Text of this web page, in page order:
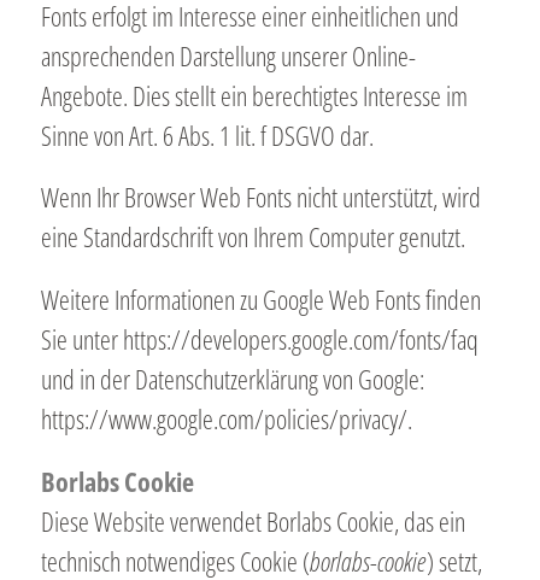
Fonts erfolgt im Interesse einer einheitlichen und
ansprechenden Darstellung unserer Online-
Angebote. Dies stellt ein berechtigtes Interesse im
Sinne von Art. 6 Abs. 1 lit. f DSGVO dar.
Wenn Ihr Browser Web Fonts nicht unterstützt, wird
eine Standardschrift von Ihrem Computer genutzt.
Weitere Informationen zu Google Web Fonts finden
Sie unter https://developers.google.com/fonts/faq
und in der Datenschutzerklärung von Google:
https://www.google.com/policies/privacy/.
Borlabs Cookie
Diese Website verwendet Borlabs Cookie, das ein
technisch notwendiges Cookie (borlabs-cookie) setzt,